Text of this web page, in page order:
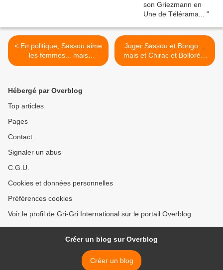
< En politique, Sassou aime
les femmes... mais
subalternes
Juger Sassou et Bongo…
mais et Chirac et Bolloré ?
>
Hébergé par Overblog
Top articles
Pages
Contact
Signaler un abus
C.G.U.
Cookies et données personnelles
Préférences cookies
Voir le profil de Gri-Gri International sur le portail Overblog
Créer un blog sur Overblog
Créer un blog